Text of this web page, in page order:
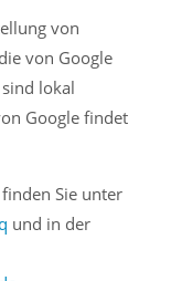
von
von Google
lokal
Google findet
Sie unter
und in der